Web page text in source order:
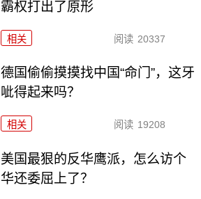
霸权打出了原形
相关 阅读 20337
德国偷偷摸摸找中国“命门”，这牙
呲得起来吗？
相关 阅读 19208
美国最狠的反华鹰派，怎么访个
华还委屈上了？